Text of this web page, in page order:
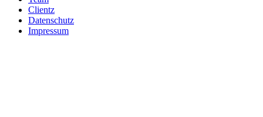
Clientz
Datenschutz
Impressum